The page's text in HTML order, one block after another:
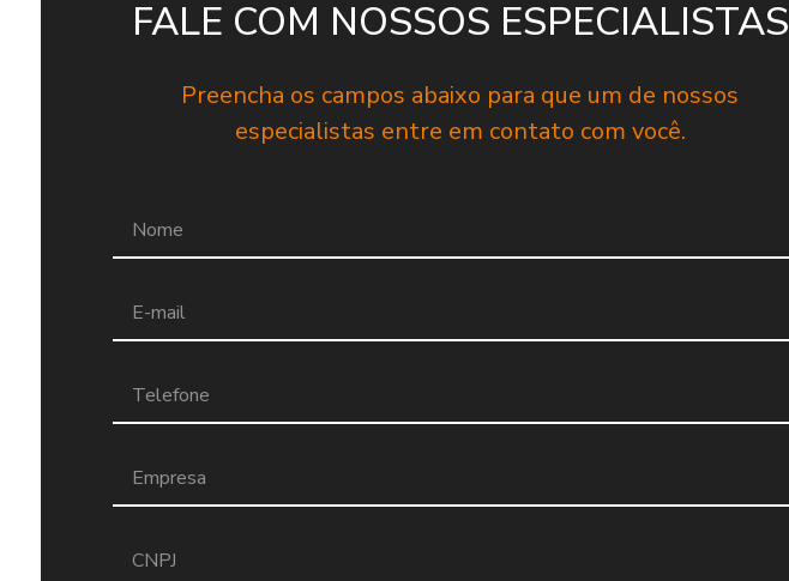
FALE COM NOSSOS ESPECIALISTAS
Preencha os campos abaixo para que um de nossos
especialistas entre em contato com você.